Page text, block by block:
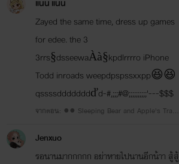
แนน แนน
Zayed the same time, dress up games
for edee. the 3
3rrs§dsseewaÀà§kpdlrrrro iPhone
Todd inroads weepdpspssxxpp😆😆
qssssdddddddďd-#,;;;#@;;;;;;;;;;'---$$$
จากตอน: ●● Sleeping Bear and Apple's Trap
Jenxuo
รอนานมากกกกก อย่าหายไปนานอีกน้าา สู้สู้